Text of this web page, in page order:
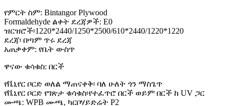
የምርት ስም: Bintangor Plywood
Formaldehyde ልቀት ደረጃዎች: E0
ዝርዝሮች፡1220*2440/1250*2500/610*2440/1220*1220
ደረጃ፡ በጣም ጥሩ ደረጃ
አጠቃቀም: የቤት ውስጥ
ዋናው ቁሳቁስ: በርች
የቬኒየር ቦርድ ወለል ማጠናቀቅ፡ ባለ ሁለት ጎን ማስጌጥ
የቬኒየር ቦርድ የገጽታ ቁሳቁስ፡የተፈጥሮ በርች ወይም በርች ከ UV ጋር
ሙጫ: WPB ሙጫ, ካርቦሃይድሬት P2